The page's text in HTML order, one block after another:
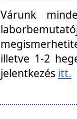
Várunk
illetve 1-2
jelentkezés itt.